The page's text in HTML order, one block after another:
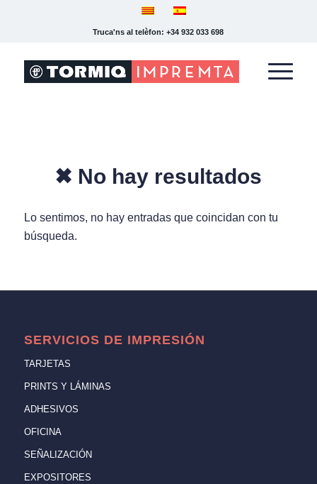
Truca'ns al telèfon: +34 932 033 698
✖ No hay resultados
Lo sentimos, no hay entradas que coincidan con tu
búsqueda.
SERVICIOS DE IMPRESIÓN
TARJETAS
PRINTS Y LÁMINAS
ADHESIVOS
OFICINA
SEÑALIZACIÓN
EXPOSITORES